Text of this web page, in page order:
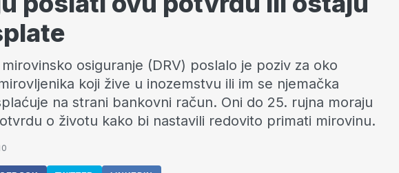
osiguranje (DRV) poslalo je poziv za oko
koji žive u inozemstvu ili im se njemačka
na strani bankovni račun. Oni do 25. rujna moraju
o životu kako bi nastavili redovito primati mirovinu.